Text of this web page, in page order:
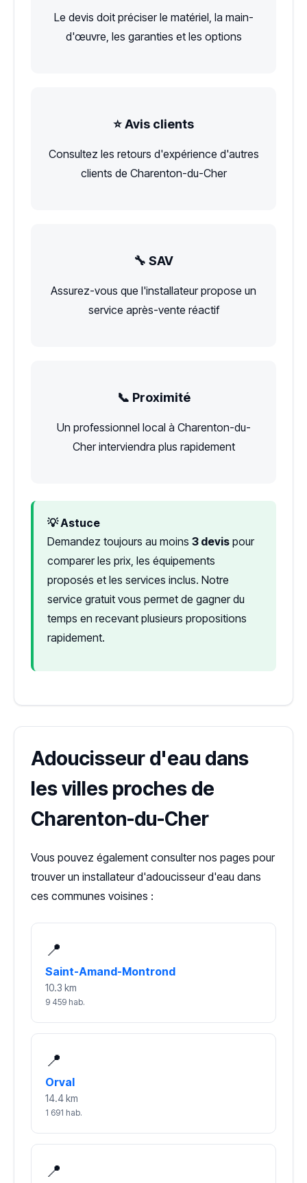
Le devis doit préciser le matériel, la main-
d'œuvre, les garanties et les options
⭐ Avis clients
Consultez les retours d'expérience d'autres
clients de Charenton-du-Cher
🔧 SAV
Assurez-vous que l'installateur propose un
service après-vente réactif
📞 Proximité
Un professionnel local à Charenton-du-
Cher interviendra plus rapidement
💡 Astuce
Demandez toujours au moins 3 devis pour
comparer les prix, les équipements
proposés et les services inclus. Notre
service gratuit vous permet de gagner du
temps en recevant plusieurs propositions
rapidement.
Adoucisseur d'eau dans
les villes proches de
Charenton-du-Cher
Vous pouvez également consulter nos pages pour
trouver un installateur d'adoucisseur d'eau dans
ces communes voisines :
📍
Saint-Amand-Montrond
10.3 km
9 459 hab.
📍
Orval
14.4 km
1 691 hab.
📍